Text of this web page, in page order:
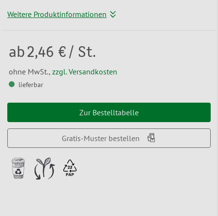
Weitere Produktinformationen
ab2,46 € / St.
ohne MwSt., zzgl. Versandkosten
lieferbar
Zur Bestelltabelle
Gratis-Muster bestellen